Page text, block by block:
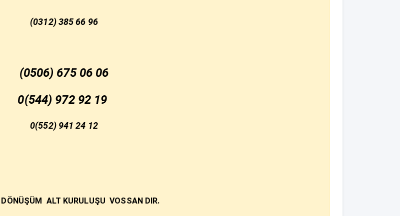
(0312) 385 66 96
(0506) 675 06 06
0(544) 972 92 19
0(552) 941 24 12
DÖNÜŞÜM ALT KURULUŞU VOSSAN DIR.